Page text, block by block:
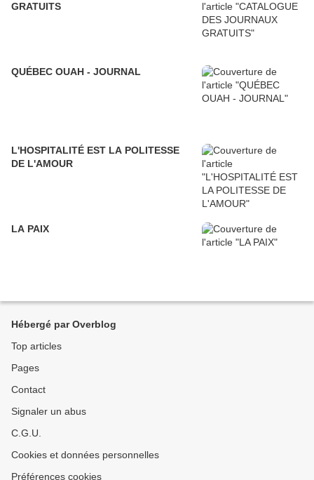
GRATUITS
QUÉBEC OUAH - JOURNAL
L'HOSPITALITÉ EST LA POLITESSE
DE L'AMOUR
LA PAIX
Hébergé par Overblog
Top articles
Pages
Contact
Signaler un abus
C.G.U.
Cookies et données personnelles
Préférences cookies